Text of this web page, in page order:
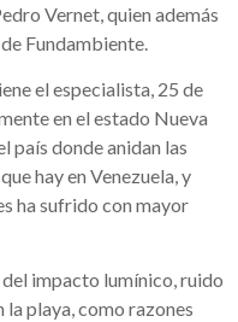
Vernet, quien además
Fundambiente.
el especialista, 25 de
en el estado Nueva
país donde anidan las
hay en Venezuela, y
ha sufrido con mayor
impacto lumínico, ruido
playa, como razones